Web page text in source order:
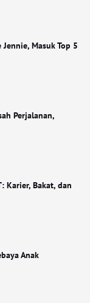
Masuk Top 5
Perjalanan,
Karier, Bakat, dan
Anak